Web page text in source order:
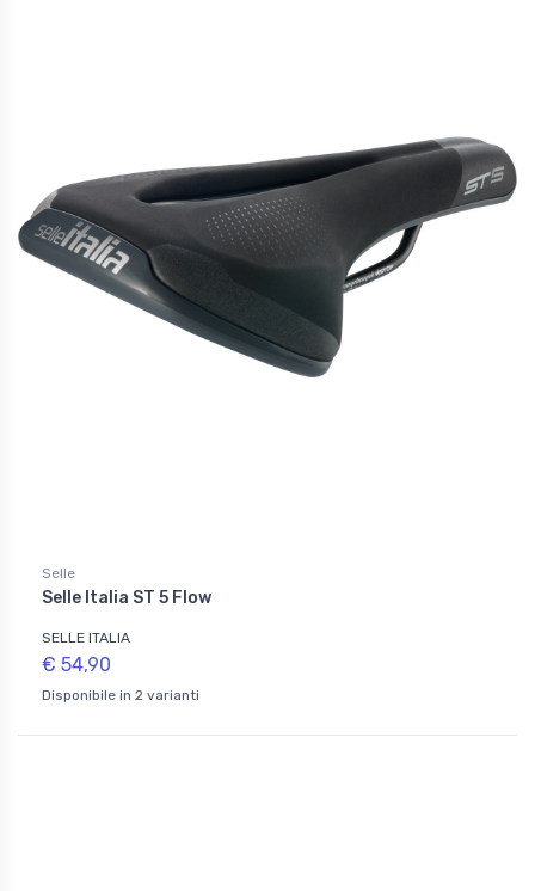
Selle
Selle Italia ST 5 Flow
SELLE ITALIA
€ 54,90
Disponibile in 2 varianti